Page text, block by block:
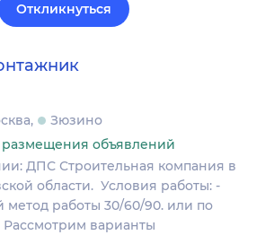
Откликнуться
Зюзино
объявлений
ДПС Строительная компания в
области. Условия работы: -
метод работы 30/60/90. или по
Рассмотрим варианты